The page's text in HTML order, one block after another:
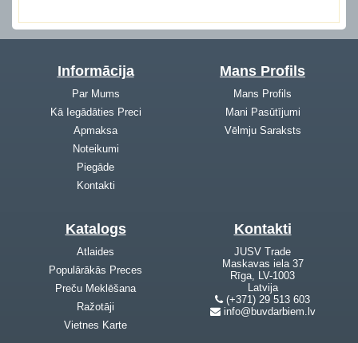
Informācija
Par Mums
Kā Iegādāties Preci
Apmaksa
Noteikumi
Piegāde
Kontakti
Mans Profils
Mans Profils
Mani Pasūtījumi
Vēlmju Saraksts
Katalogs
Atlaides
Populārākās Preces
Preču Meklēšana
Ražotāji
Vietnes Karte
Kontakti
JUSV Trade
Maskavas iela 37
Rīga, LV-1003
Latvija
(+371) 29 513 603
info@buvdarbiem.lv